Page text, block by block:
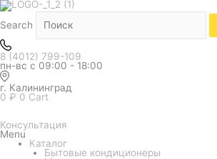
Search
8 (4012) 799-109
пн-вс с 09:00 - 18:00
г. Калининград
0 ₽ 0 Cart
Консультация
Menu
Каталог
Бытовые кондиционеры
Белый
Количество
товара
Кондиционер
Daichi
серия
Ice
ICE60AVQ1-
1/ICE60FV1-
1